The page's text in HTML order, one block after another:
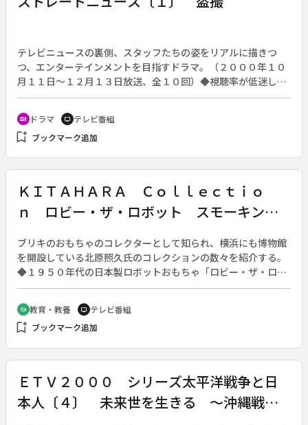
テレビニュースの裏側、スタッフたちの姿をリアルに描きつ
つ、エンターテインメントを目指すドラマ。（２０００年１０
月１１日～１２月１３日放送、全１０回）◆視聴率が低迷して
いるテレビジャパンのニュース番組「ストレートニュース」。
テコ入れのために海外支局から戻ってプロデューサーとなった
矢島（三上博史）は、報道フロアに乗り込み、機関銃のように
番組の反省点をまくしたてた。さらにキャスターの白石（原田
涼子）を新キャスターに抜擢する。スタッフは動揺し、反発す
るが、矢島は意に介さない。そんな中、矢島の独断でオンエア
した贈収賄疑惑の映像は、実は隠し撮りだった。
recent_actors ドラマ tv テレビ番組
bookmark_add ブックマーク追加
ＫＩＴＡＨＡＲＡ Ｃｏｌｌｅｃｔｉｏ
ｎ ロビー・ザ・ロボット スモーキング
ブリキのおもちゃのコレクターとして知られ、横浜にも博物館
を開設している北原照久氏のコレクションの数々を紹介する。
◆１９５０年代の日本製ロボットおもちゃ「ロビー・ザ・ロボ
ット」「スモーキングロボット」を紹介する。
school 教育・教養 tv テレビ番組
bookmark_add ブックマーク追加
ＥＴＶ２０００ シリーズ太平洋戦争と日
本人〔４〕 未来世を生きる ～沖縄戦と